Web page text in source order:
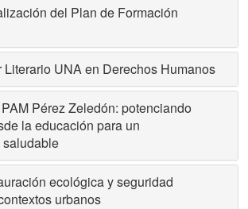
del Plan de Formación
Literario UNA en Derechos Humanos
Pérez Zeledón: potenciando
la educación para un
ecológica y seguridad
urbanos